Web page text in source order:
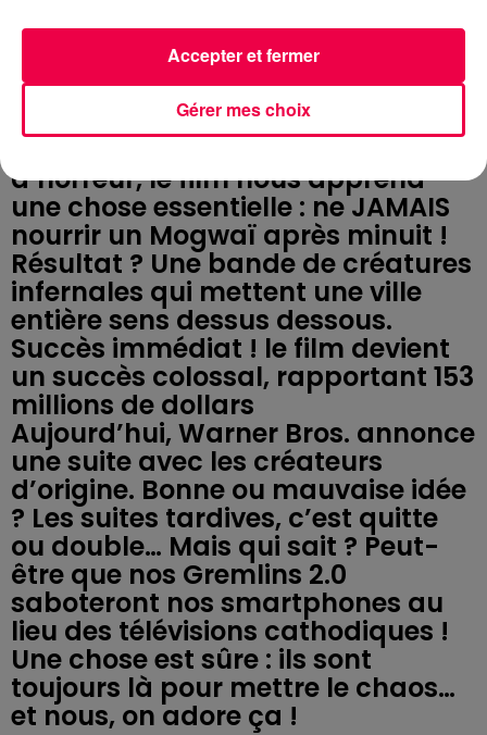
atterrissage raté !
C’est en 1984 que les Gremlins
deviennent des stars grâce au film
culte de Joe Dante et Steven
d’horreur, le film nous apprend
une chose essentielle : ne JAMAIS
nourrir un Mogwaï après minuit !
Résultat ? Une bande de créatures
infernales qui mettent une ville
entière sens dessus dessous.
Succès immédiat ! le film devient
un succès colossal, rapportant 153
millions de dollars
Aujourd’hui, Warner Bros. annonce
une suite avec les créateurs
d’origine. Bonne ou mauvaise idée
? Les suites tardives, c’est quitte
ou double… Mais qui sait ? Peut-
être que nos Gremlins 2.0
saboteront nos smartphones au
lieu des télévisions cathodiques !
Une chose est sûre : ils sont
toujours là pour mettre le chaos…
et nous, on adore ça !
Gérer mes choix
Accepter et fermer